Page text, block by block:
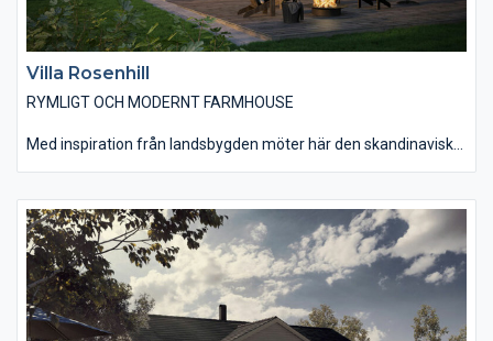
Villa Rosenhill
RYMLIGT OCH MODERNT FARMHOUSE
Med inspiration från landsbygden möter här den skandinaviska
klädkammare. Tvättstugan har en groventré och hänger ihop
fint med badrum och hall - funktionellt! Husets hjärta är de
stora och öppna ytorna som utgör kök, matsal och vardagsrum.
De stora fönstren ger ett fint ljusinsläpp och här kan ni kliva ut i
solen på verandan eller krypa upp i soffan framför en brasa.
För att göra huset ännu mer stiltypiskt - välj till takkupor!